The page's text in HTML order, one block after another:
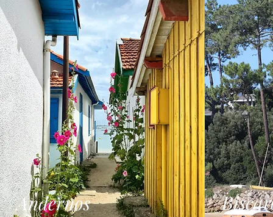
Andernos